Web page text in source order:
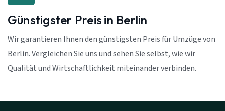
Günstigster Preis in Berlin
Wir garantieren Ihnen den günstigsten Preis für Umzüge von
Berlin. Vergleichen Sie uns und sehen Sie selbst, wie wir
Qualität und Wirtschaftlichkeit miteinander verbinden.